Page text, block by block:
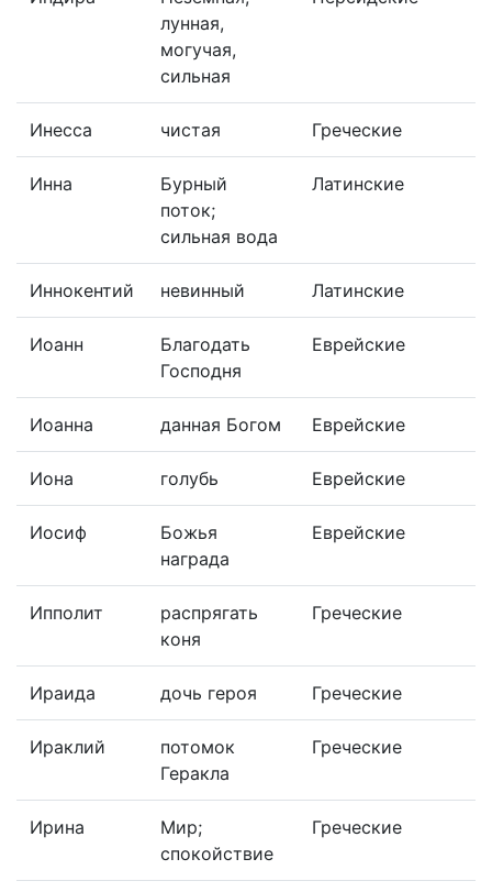
лунная,
могучая,
сильная
Инесса чистая Греческие
Инна
Бурный
поток;
сильная вода
Латинские
Иннокентий невинный Латинские
Иоанн
Благодать
Господня
Еврейские
Иоанна данная Богом Еврейские
Иона голубь Еврейские
Иосиф
Божья
награда
Еврейские
Ипполит
распрягать
коня
Греческие
Ираида дочь героя Греческие
Ираклий
потомок
Геракла
Греческие
Ирина
Мир;
спокойствие
Греческие